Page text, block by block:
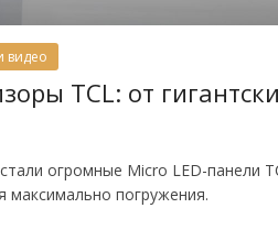
видео
TCL: от
огромные Micro LED-панели
максимально погружения.